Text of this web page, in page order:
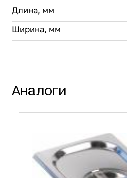
Длина, мм
Ширина, мм
Аналоги